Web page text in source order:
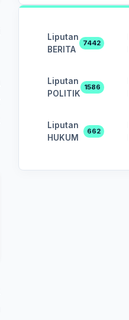
Liputan
BERITA
7442
Liputan
POLITIK
1586
Liputan
HUKUM
662